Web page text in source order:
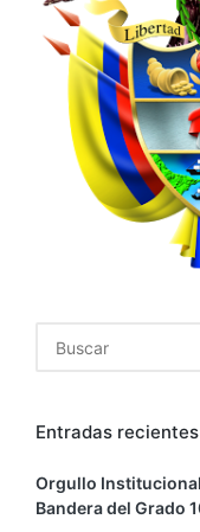
Entradas recientes
Orgullo
Bandera del Grado